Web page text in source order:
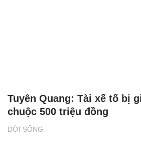
ĐỜI SỐNG
Tuyên Quang: Tài xế tố bị
chuộc 500 triệu đồng